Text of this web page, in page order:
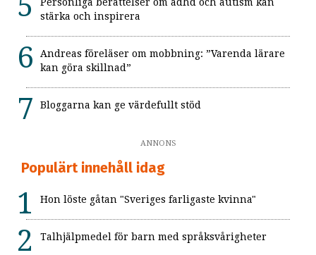
stärka och inspirera
Andreas föreläser om mobbning: ”Varenda lärare
kan göra skillnad”
Bloggarna kan ge värdefullt stöd
ANNONS
Populärt innehåll idag
Hon löste gåtan "Sveriges farligaste kvinna"
Talhjälpmedel för barn med språksvårigheter